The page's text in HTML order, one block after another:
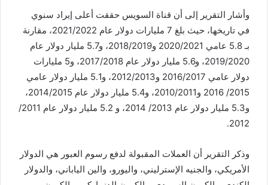
وأشار التقرير إلى أن قناة السويس حققت أعلى إيراد سنوي
في تاريخها، حيث بلغ 7 مليارات دولار عام 2021/2022، مقارنة
بـ 5.8 عامي 2020/2021 و2018/2019، و5.7 مليار دولار عام
2019/2020، و5.6 مليار دولار عام 2017/2018، و5 مليارات
دولار عامي 2016/2017 و2012/2013، و5.1 مليار دولار عامي
2015/ 2016 و2010/2011، و5.4 مليار دولار عام 2014/2015،
و5.3 مليار دولار عام 2013/ 2014، و 5.2 مليار دولار عام 2011/
2012.
وذكر التقرير أن العملات المقبولة لدفع رسوم العبور هي الدولار
الأمريكي، والجنيه الإسترليني، واليورو، والين الياباني، والدولار